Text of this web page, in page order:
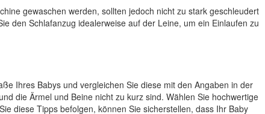
gewaschen werden, sollten jedoch nicht zu stark geschleudert
den Schlafanzug idealerweise auf der Leine, um ein Einlaufen zu
Ihres Babys und vergleichen Sie diese mit den Angaben in der
die Ärmel und Beine nicht zu kurz sind. Wählen Sie hochwertige
diese Tipps befolgen, können Sie sicherstellen, dass Ihr Baby